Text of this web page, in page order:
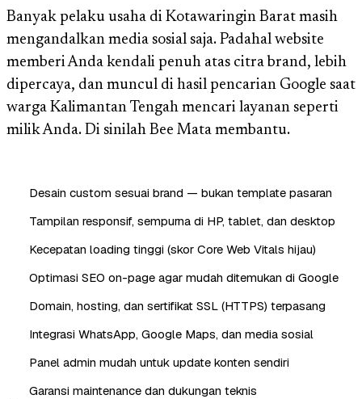
Banyak pelaku usaha di Kotawaringin Barat masih
mengandalkan media sosial saja. Padahal website
memberi Anda kendali penuh atas citra brand, lebih
dipercaya, dan muncul di hasil pencarian Google saat
warga Kalimantan Tengah mencari layanan seperti
milik Anda. Di sinilah Bee Mata membantu.
Desain custom sesuai brand — bukan template pasaran
Tampilan responsif, sempurna di HP, tablet, dan desktop
Kecepatan loading tinggi (skor Core Web Vitals hijau)
Optimasi SEO on-page agar mudah ditemukan di Google
Domain, hosting, dan sertifikat SSL (HTTPS) terpasang
Integrasi WhatsApp, Google Maps, dan media sosial
Panel admin mudah untuk update konten sendiri
Garansi maintenance dan dukungan teknis